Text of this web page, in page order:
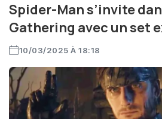
Spider-Man s’invite
Gathering avec un set
10/03/2025 À 18:18